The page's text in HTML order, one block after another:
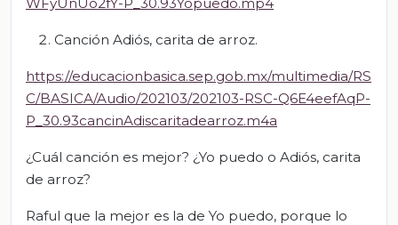
Canción Adiós, carita de arroz.
https://educacionbasica.sep.gob.mx/multimedia/RS
C/BASICA/Audio/202103/202103-RSC-Q6E4eefAqP-
P_30.93cancinAdiscaritadearroz.m4a
¿Cuál canción es mejor? ¿Yo puedo o Adiós, carita
de arroz?
Raful que la mejor es la de Yo puedo, porque lo